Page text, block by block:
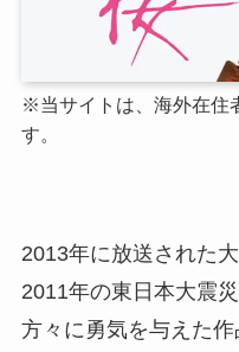
※当サイトは、海外在住
す。
2013年に放送された
2011年の東日本大震
方々に勇気を与えた